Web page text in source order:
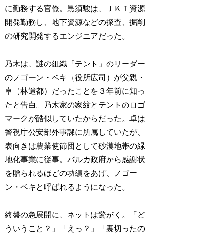
に勤務する官僚。黒須駿は、ＪＫＴ資源
開発勤務し、地下資源などの探査、掘削
の研究開発するエンジニアだった。
乃木は、謎の組織「テント」のリーダー
のノゴーン・ベキ（役所広司）が父親・
卓（林遣都）だったことを３年前に知っ
たと告白。乃木家の家紋とテントのロゴ
マークが酷似していたからだった。卓は
警視庁公安部外事課に所属していたが、
表向きは農業使節団として砂漠地帯の緑
地化事業に従事。バルカ政府から感謝状
を贈られるほどの功績をあげ、ノゴー
ン・ベキと呼ばれるようになった。
終盤の急展開に、ネットは驚がく。「ど
ういうこと？」「えっ？」「裏切ったの